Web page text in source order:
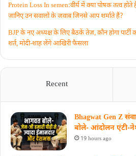
Protein Loss In semen:वीर्य में क्या पोषक तत्व होते
जानिए उन सवालों के जवाब जिनसे आप शर्माते हैं?
BJP के नए अध्यक्ष के लिए बैठकें तेज, कौन होगा पार्टी
शर्त, मोदी-शाह लेंगे आखिरी फैसला
Recent
Bhagwat Gen Z
बोले- आंदोलन एंटी-
19 hours ago